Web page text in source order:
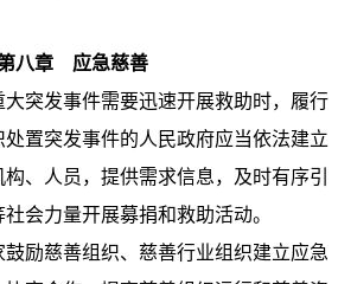
八章 应急慈善
突发事件需要迅速开展救助时，履行
置突发事件的人民政府应当依法建立
、人员，提供需求信息，及时有序引
会力量开展募捐和救助活动。
励慈善组织、慈善行业组织建立应急